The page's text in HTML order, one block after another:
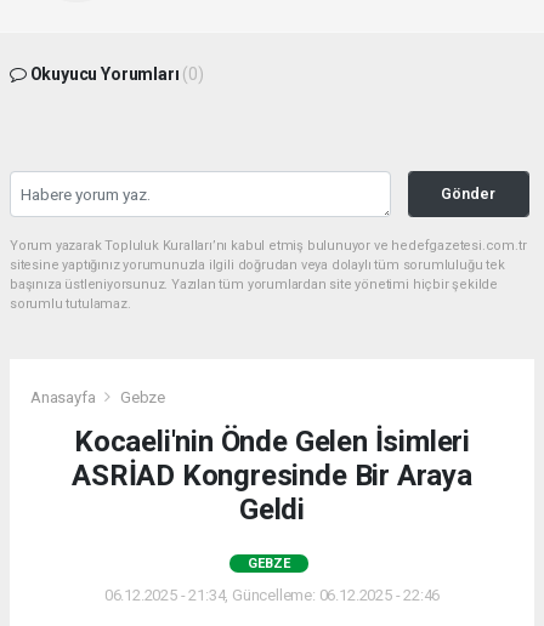
Okuyucu Yorumları (0)
Gönder
Yorum yazarak Topluluk Kuralları’nı kabul etmiş bulunuyor ve hedefgazetesi.com.tr
sitesine yaptığınız yorumunuzla ilgili doğrudan veya dolaylı tüm sorumluluğu tek
başınıza üstleniyorsunuz. Yazılan tüm yorumlardan site yönetimi hiçbir şekilde
sorumlu tutulamaz.
Anasayfa Gebze
Kocaeli'nin Önde Gelen İsimleri
ASRİAD Kongresinde Bir Araya
Geldi
GEBZE
06.12.2025 - 21:34, Güncelleme: 06.12.2025 - 22:46